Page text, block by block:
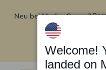
Neu bei Marley Spoon?
Rabatt auf
Welcome!
landed on